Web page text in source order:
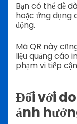
Bạn có thể dễ
hoặc ứng dụng
động.
Mã QR này
liệu quảng cáo
phạm vi tiếp
Đối với
ảnh